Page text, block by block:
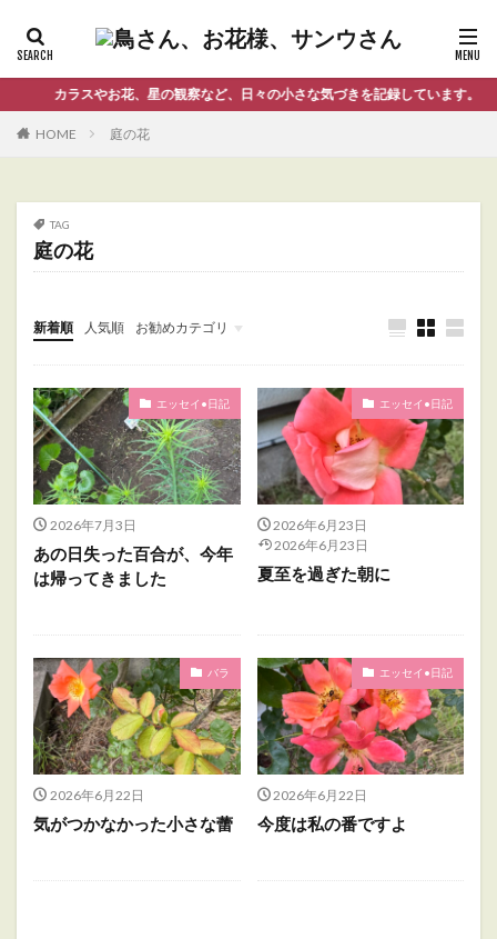
カラスやお花、星の観察など、日々の小さな気づきを記録しています。
HOME 庭の花
TAG
庭の花
新着順 人気順 お勧めカテゴリ
Uncategorized
エッセイ•日記
2026年7月3日
あの日失った百合が、今年
は帰ってきました
エッセイ•日記
2026年6月23日
2026年6月23日
夏至を過ぎた朝に
バラ
2026年6月22日
気がつかなかった小さな蕾
エッセイ•日記
2026年6月22日
今度は私の番ですよ